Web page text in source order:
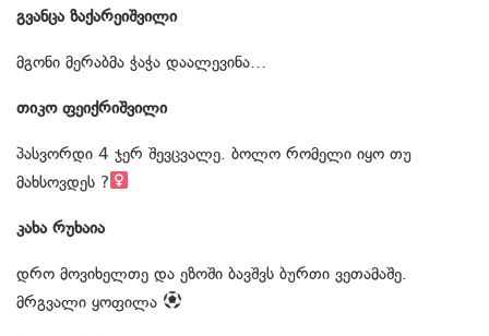
გვანცა ზაქარეიშვილი
მგონი მერაბმა ჭაჭა დაალევინა…
თიკო ფეიქრიშვილი
პასვორდი 4 ჯერ შევცვალე. ბოლო რომელი იყო თუ
მახსოვდეს ?‍
კახა რუხაია
დრო მოვიხელთე და ეზოში ბავშვს ბურთი ვეთამაშე.
მრგვალი ყოფილა